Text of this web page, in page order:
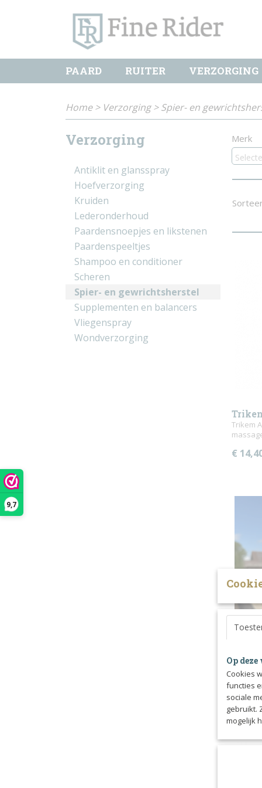
9,7
PAARD RUITER VERZORGING
Home> Verzorging>Spier- en
Verzorging
Antiklit en glansspray
Hoefverzorging
Kruiden
Lederonderhoud
Paardensnoepjes en likstenen
Paardenspeeltjes
Shampoo en conditioner
Scheren
Spier- en gewrichtsherstel
Supplementen en balancers
Vliegenspray
Wondverzorging
Merk
Trikem
€
LPC
LPC
arnica…
€
Op
Cookies
functies
sociale
gebruikt.
mogelijk